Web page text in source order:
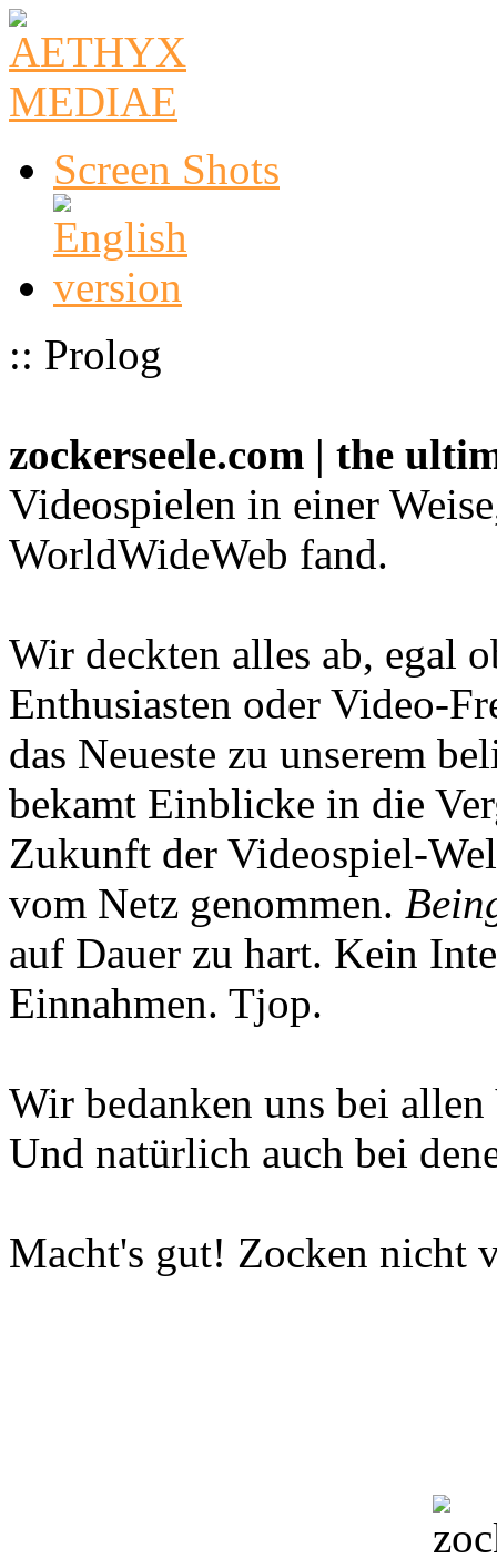
Screen Shots
:: Prolog
zockerseele.com | the
Videospielen in einer
WorldWideWeb fand.
Wir deckten alles ab, egal
Enthusiasten oder Video-
das Neueste zu unserem
bekamt Einblicke in die
Zukunft der Videospiel-
vom Netz genommen.
auf Dauer zu hart. Kein
Einnahmen. Tjop.
Wir bedanken uns bei
Und natürlich auch bei
Macht's gut! Zocken nicht